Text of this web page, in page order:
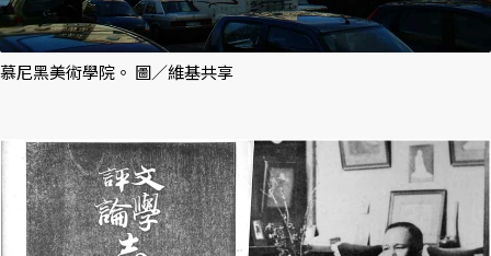
慕尼黑美術學院。 圖／維基共享